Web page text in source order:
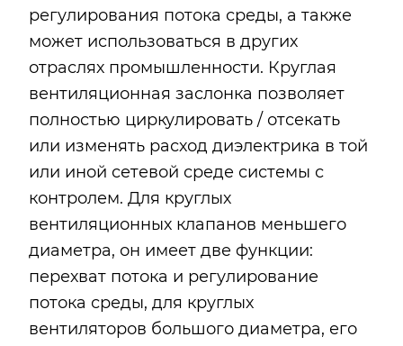
регулирования потока среды, а также
может использоваться в других
отраслях промышленности. Круглая
вентиляционная заслонка позволяет
полностью циркулировать / отсекать
или изменять расход диэлектрика в той
или иной сетевой среде системы с
контролем. Для круглых
вентиляционных клапанов меньшего
диаметра, он имеет две функции:
перехват потока и регулирование
потока среды, для круглых
вентиляторов большого диаметра, его